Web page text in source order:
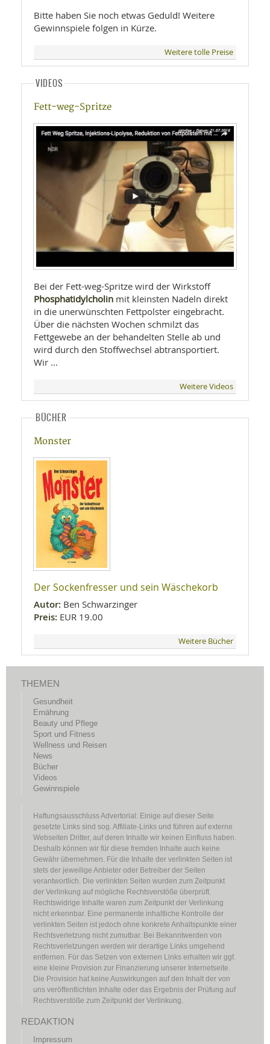
Bitte haben Sie noch etwas Geduld! Weitere
Gewinnspiele folgen in Kürze.
Weitere tolle Preise
VIDEOS
Fett-weg-Spritze
Bei der Fett-weg-Spritze wird der Wirkstoff
Phosphatidylcholin mit kleinsten Nadeln direkt
in die unerwünschten Fettpolster eingebracht.
Über die nächsten Wochen schmilzt das
Fettgewebe an der behandelten Stelle ab und
wird durch den Stoffwechsel abtransportiert.
Wir …
Weitere Videos
BÜCHER
Monster
Der Sockenfresser und sein Wäschekorb
Autor: Ben Schwarzinger
Preis: EUR 19.00
Weitere Bücher
THEMEN
Gesundheit
Ernährung
Beauty und Pflege
Sport und Fitness
Wellness und Reisen
News
Bücher
Videos
Gewinnspiele
Haftungsausschluss Advertorial: Einige auf dieser Seite
gesetzte Links sind sog. Affiliate-Links und führen auf externe
Webseiten Dritter, auf deren Inhalte wir keinen Einfluss haben.
Deshalb können wir für diese fremden Inhalte auch keine
Gewähr übernehmen. Für die Inhalte der verlinkten Seiten ist
stets der jeweilige Anbieter oder Betreiber der Seiten
verantwortlich. Die verlinkten Seiten wurden zum Zeitpunkt
der Verlinkung auf mögliche Rechtsverstöße überprüft.
Rechtswidrige Inhalte waren zum Zeitpunkt der Verlinkung
nicht erkennbar. Eine permanente inhaltliche Kontrolle der
verlinkten Seiten ist jedoch ohne konkrete Anhaltspunkte einer
Rechtsverletzung nicht zumutbar. Bei Bekanntwerden von
Rechtsverletzungen werden wir derartige Links umgehend
entfernen. Für das Setzen von externen Links erhalten wir ggf.
eine kleine Provision zur Finanzierung unserer Internetseite.
Die Provision hat keine Auswirkungen auf den Inhalt der von
uns veröffentlichten Inhalte oder das Ergebnis der Prüfung auf
Rechtsverstöße zum Zeitpunkt der Verlinkung.
REDAKTION
Impressum